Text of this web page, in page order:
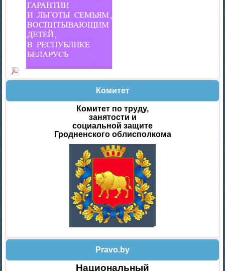
Комитет
Комитет по труду,
занятости и
социальной защите
Гродненского облисполкома
Pravo.by
Национальный